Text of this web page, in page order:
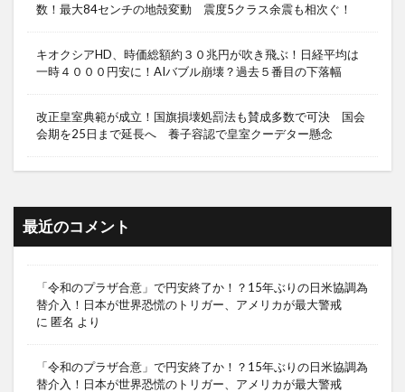
数！最大84センチの地殻変動 震度5クラス余震も相次ぐ！
キオクシアHD、時価総額約３０兆円が吹き飛ぶ！日経平均は
一時４０００円安に！AIバブル崩壊？過去５番目の下落幅
改正皇室典範が成立！国旗損壊処罰法も賛成多数で可決 国会
会期を25日まで延長へ 養子容認で皇室クーデター懸念
最近のコメント
「令和のプラザ合意」で円安終了か！？15年ぶりの日米協調為
替介入！日本が世界恐慌のトリガー、アメリカが最大警戒
に 匿名 より
「令和のプラザ合意」で円安終了か！？15年ぶりの日米協調為
替介入！日本が世界恐慌のトリガー、アメリカが最大警戒